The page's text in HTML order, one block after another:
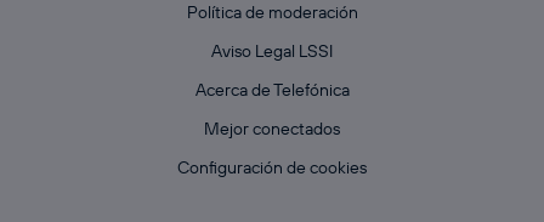
Política de moderación
Aviso Legal LSSI
Acerca de Telefónica
Mejor conectados
Configuración de cookies